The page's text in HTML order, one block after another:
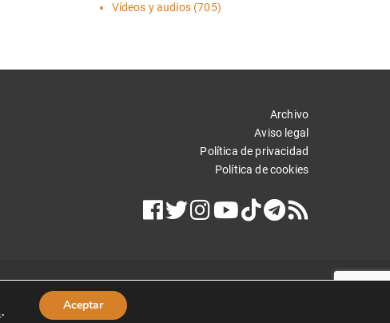
Vídeos y audios(705)
Archivo
Aviso legal
Política de privacidad
Política de cookies
. Aceptar